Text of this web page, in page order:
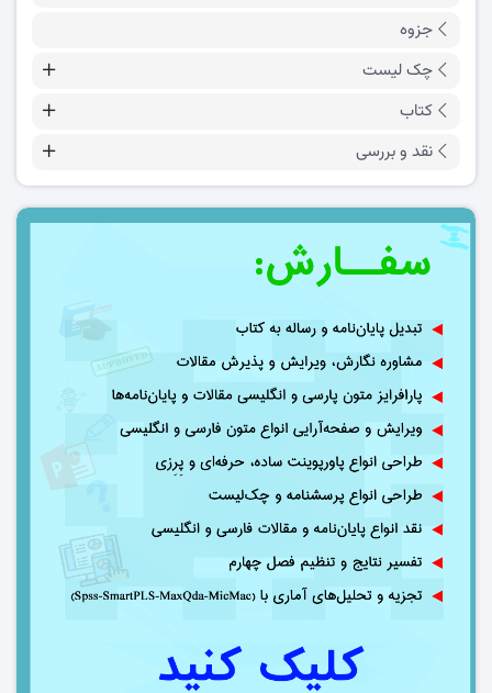
جزوه
چک لیست
کتاب
نقد و بررسی